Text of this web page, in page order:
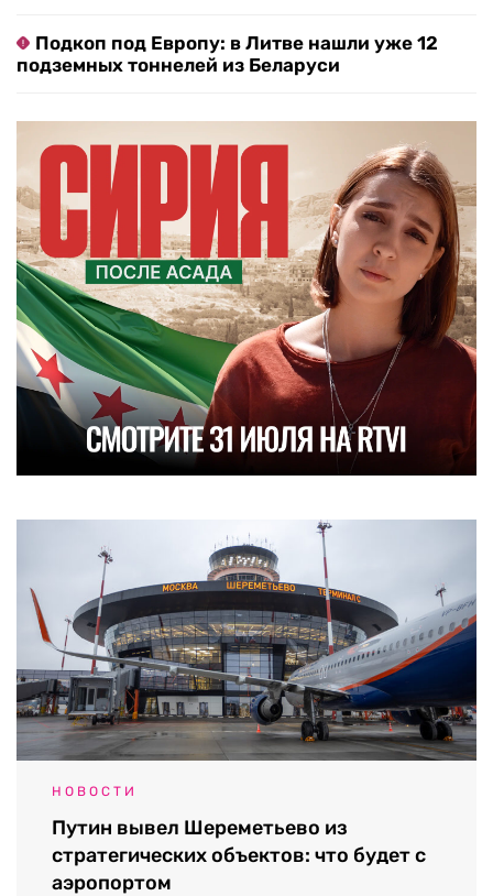
Подкоп под Европу: в Литве нашли уже 12
подземных тоннелей из Беларуси
НОВОСТИ
Путин вывел Шереметьево из
стратегических объектов: что будет с
аэропортом